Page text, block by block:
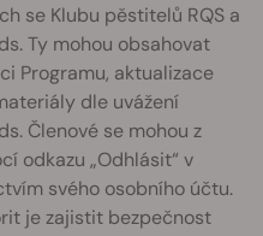
se Klubu pěstitelů RQS a
Ty mohou obsahovat
Programu, aktualizace
dle uvážení
Členové se mohou z
odkazu „Odhlásit“ v
svého osobního účtu.
je zajistit bezpečnost